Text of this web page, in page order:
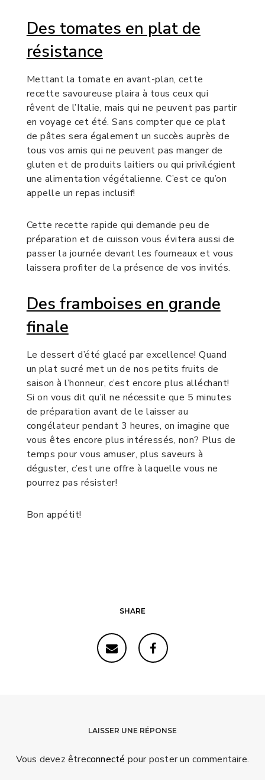
Des tomates en plat de
résistance
Mettant la tomate en avant-plan, cette
recette savoureuse plaira à tous ceux qui
rêvent de l’Italie, mais qui ne peuvent pas partir
en voyage cet été. Sans compter que ce plat
de pâtes sera également un succès auprès de
tous vos amis qui ne peuvent pas manger de
gluten et de produits laitiers ou qui privilégient
une alimentation végétalienne. C’est ce qu’on
appelle un repas inclusif!
Cette recette rapide qui demande peu de
préparation et de cuisson vous évitera aussi de
passer la journée devant les fourneaux et vous
laissera profiter de la présence de vos invités.
Des framboises en grande
finale
Le dessert d’été glacé par excellence! Quand
un plat sucré met un de nos petits fruits de
saison à l’honneur, c’est encore plus alléchant!
Si on vous dit qu’il ne nécessite que 5 minutes
de préparation avant de le laisser au
congélateur pendant 3 heures, on imagine que
vous êtes encore plus intéressés, non? Plus de
temps pour vous amuser, plus saveurs à
déguster, c’est une offre à laquelle vous ne
pourrez pas résister!
Bon appétit!
SHARE
LAISSER UNE RÉPONSE
Vous devez êtreconnecté pour poster un commentaire.